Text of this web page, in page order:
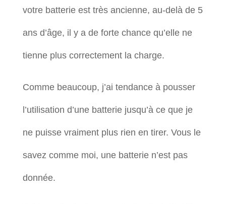
votre batterie est très ancienne, au-delà de 5
ans d’âge, il y a de forte chance qu’elle ne
tienne plus correctement la charge.
Comme beaucoup, j’ai tendance à pousser
l’utilisation d’une batterie jusqu’à ce que je
ne puisse vraiment plus rien en tirer. Vous le
savez comme moi, une batterie n’est pas
donnée.